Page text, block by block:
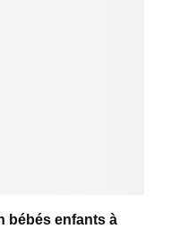
bébés enfants à